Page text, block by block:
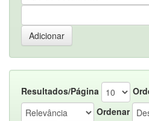
Resultados/Página
Ordenar